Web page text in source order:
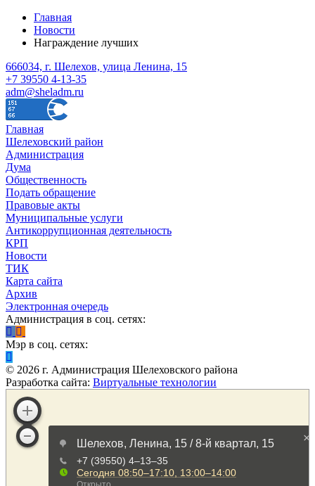
Главная
Новости
Награждение лучших
666034, г. Шелехов, улица Ленина, 15
+7 39550 4-13-35
adm@sheladm.ru
Главная
Шелеховский район
Администрация
Дума
Общественность
Подать обращение
Правовые акты
Муниципальные услуги
Антикоррупционная деятельность
КРП
Новости
ТИК
Карта сайта
Архив
Электронная очередь
Администрация в соц. сетях:
Мэр в соц. сетях:
© 2026 г. Администрация Шелеховского района
Разработка сайта: Виртуальные технологии